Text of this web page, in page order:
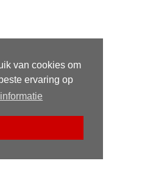
van cookies om
ervaring op